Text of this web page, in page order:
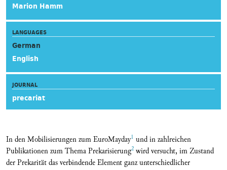
Marion Hamm
LANGUAGES
German
English
JOURNAL
precariat
In den Mobilisierungen zum EuroMayday1 und in zahlreichen
Publikationen zum Thema Prekarisierung2 wird versucht, im Zustand
der Prekarität das verbindende Element ganz unterschiedlicher